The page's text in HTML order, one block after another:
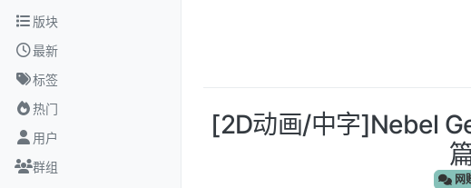
跳转至内容
版块
最新
标签
热门
用户
群组
[2D动画/中字]Nebel
网